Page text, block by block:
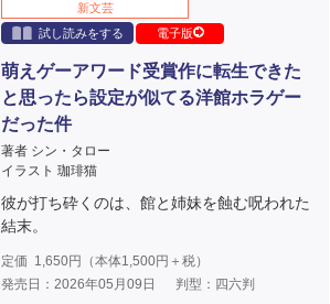
新文芸
試し読みをする
電子版
萌えゲーアワード受賞作に転生できた
と思ったら設定が似てる洋館ホラゲー
だった件
著者 シン・タロー
イラスト 珈琲猫
彼が打ち砕くのは、館と姉妹を蝕む呪われた
結末。
定価 1,650円（本体1,500円＋税）
発売日：2026年05月09日
判型：四六判